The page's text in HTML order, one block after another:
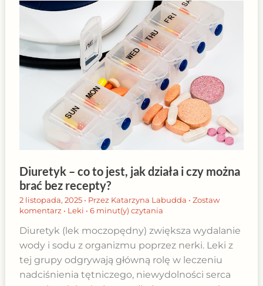
Diuretyk – co to jest, jak działa i czy można
brać bez recepty?
2 listopada, 2025 • Przez Katarzyna Labudda • Zostaw
komentarz • Leki • 6 minut(y) czytania
Diuretyk (lek moczopędny) zwiększa wydalanie
wody i sodu z organizmu poprzez nerki. Leki z
tej grupy odgrywają główną rolę w leczeniu
nadciśnienia tętniczego, niewydolności serca